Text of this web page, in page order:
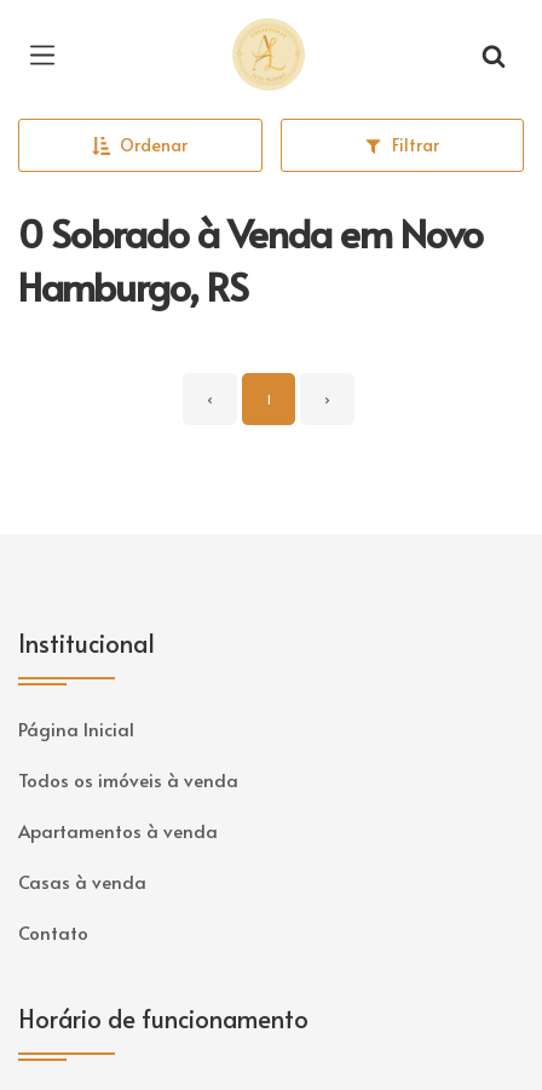
Página inicial
Ordenar Filtrar
0 Sobrado à Venda em Novo
Hamburgo, RS
‹ 1 ›
Institucional
Página Inicial
Todos os imóveis à venda
Apartamentos à venda
Casas à venda
Contato
Horário de funcionamento